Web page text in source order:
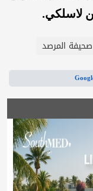
لاسلكي.
صحيفة المرصد